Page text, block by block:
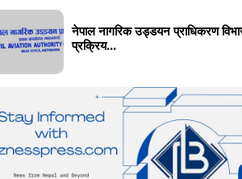
नेपाल नागरिक उड्डयन प्राधिकरण
प्रक्रिय...